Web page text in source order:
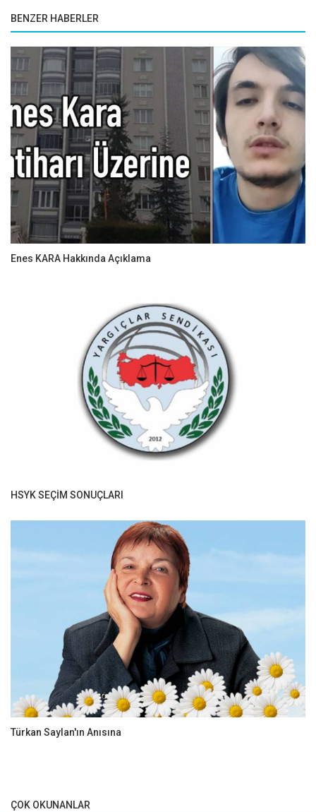
BENZER HABERLER
Enes KARA Hakkında Açıklama
HSYK SEÇİM SONUÇLARI
Türkan Saylan'ın Anısına
ÇOK OKUNANLAR